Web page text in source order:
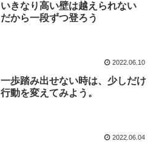
いきなり高い壁は越えられない
だから一段ずつ登ろう
2022.06.10
一歩踏み出せない時は、少しだけ
行動を変えてみよう。
2022.06.04